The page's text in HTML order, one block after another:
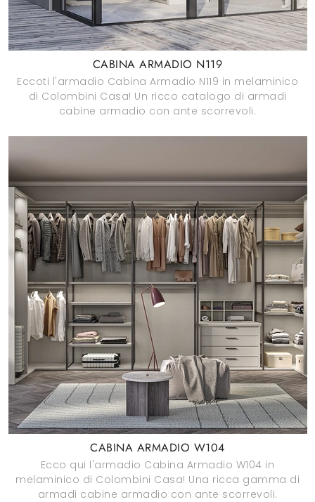
CABINA ARMADIO N119
Eccoti l'armadio Cabina Armadio N119 in melaminico
di Colombini Casa! Un ricco catalogo di armadi
cabine armadio con ante scorrevoli.
CABINA ARMADIO W104
Ecco qui l'armadio Cabina Armadio W104 in
melaminico di Colombini Casa! Una ricca gamma di
armadi cabine armadio con ante scorrevoli.